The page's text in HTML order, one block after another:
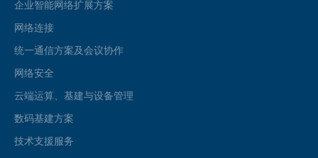
企业智能网络扩展方案
网络连接
统一通信方案及会议协作
网络安全
云端运算、基建与设备管理
数码基建方案
技术支援服务